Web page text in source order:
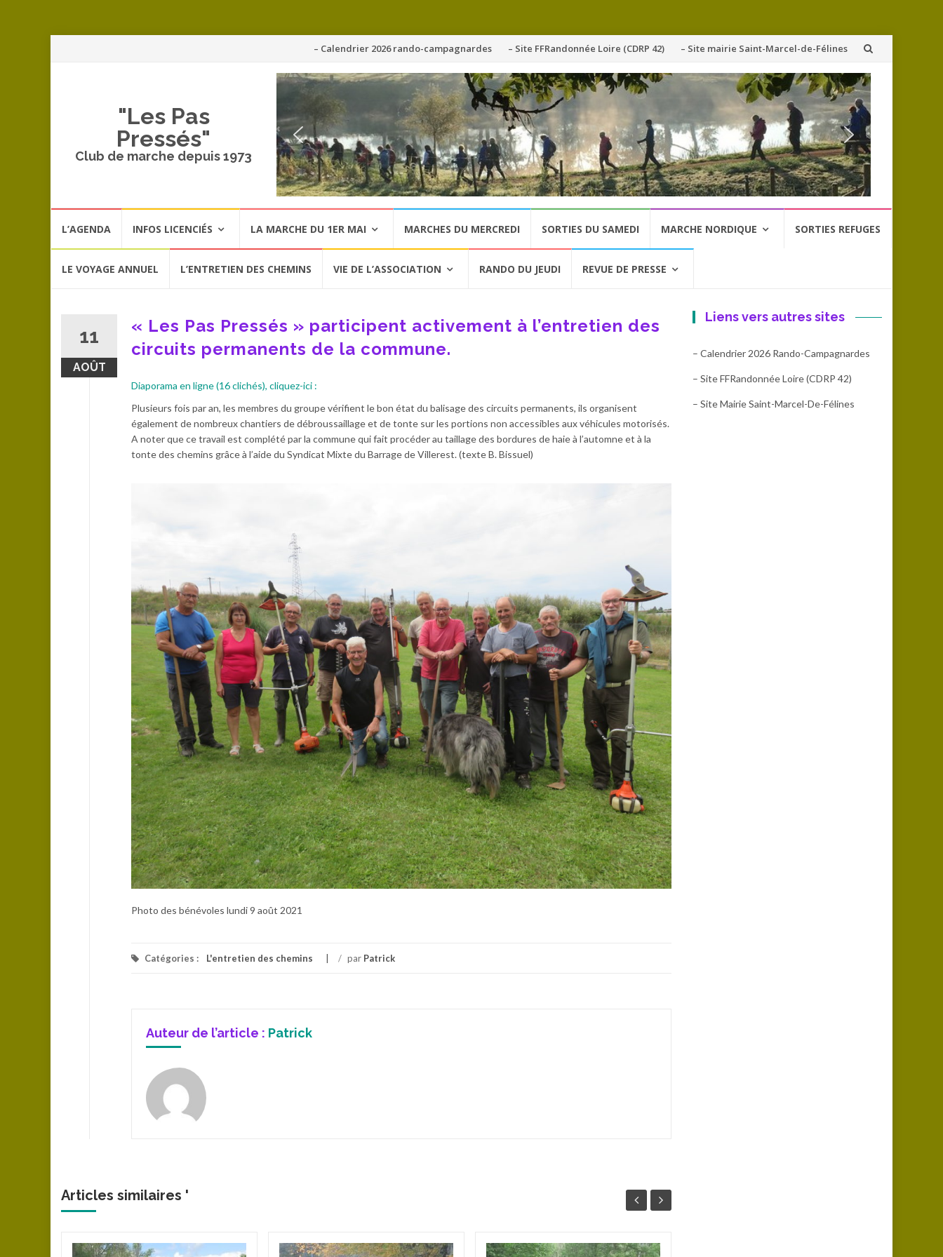
Aller
au
contenu
– Calendrier 2026 rando-campagnardes – Site FFRandonnée Loire (CDRP 42) – Site mairie Saint-Marcel-de-Félines
"Les Pas
Pressés"
Club de marche depuis 1973
contenu
L’AGENDA INFOS LICENCIÉS LA MARCHE DU 1ER MAI MARCHES DU MERCREDI SORTIES DU SAMEDI MARCHE NORDIQUE SORTIES REFUGES
LE VOYAGE ANNUEL L’ENTRETIEN DES CHEMINS VIE DE L’ASSOCIATION RANDO DU JEUDI REVUE DE PRESSE
11
AOÛT
« Les Pas Pressés » participent activement à l’entretien des
circuits permanents de la commune.
Diaporama en ligne (16 clichés), cliquez-ici :
Plusieurs fois par an, les membres du groupe vérifient le bon état du balisage des circuits permanents, ils organisent
également de nombreux chantiers de débroussaillage et de tonte sur les portions non accessibles aux véhicules motorisés.
A noter que ce travail est complété par la commune qui fait procéder au taillage des bordures de haie à l’automne et à la
tonte des chemins grâce à l’aide du Syndicat Mixte du Barrage de Villerest. (texte B. Bissuel)
Photo des bénévoles lundi 9 août 2021
Catégories : L'entretien des chemins / par Patrick
Auteur de l’article : Patrick
Articles similaires '
Liens vers autres sites
– Calendrier 2026 Rando-Campagnardes
– Site FFRandonnée Loire (CDRP 42)
– Site Mairie Saint-Marcel-De-Félines